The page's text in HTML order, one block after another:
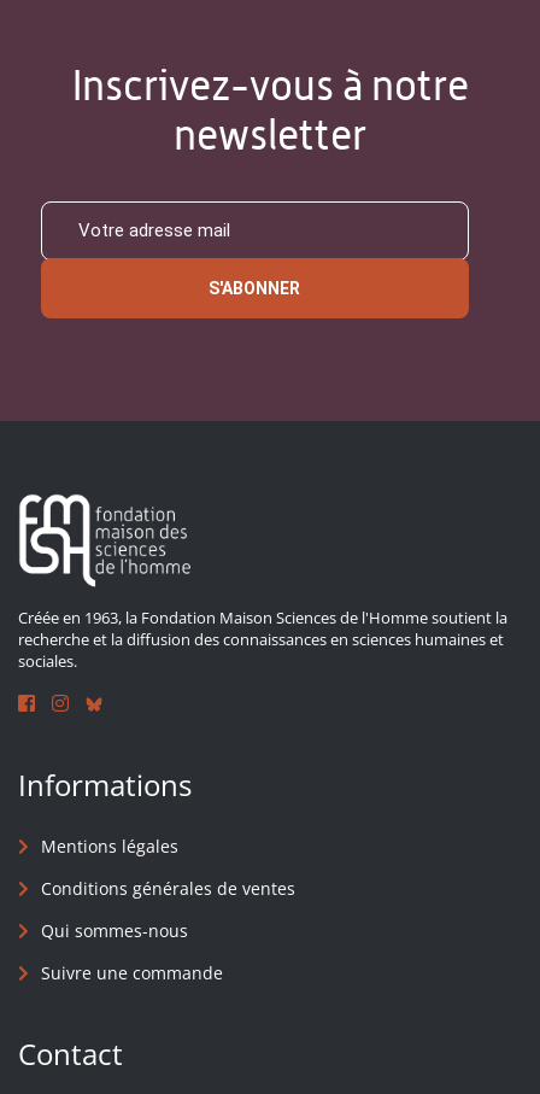
Inscrivez-vous à notre
newsletter
S'ABONNER
Créée en 1963, la Fondation Maison Sciences de l'Homme soutient la
recherche et la diffusion des connaissances en sciences humaines et
sociales.
Informations
Mentions légales
Conditions générales de ventes
Qui sommes-nous
Suivre une commande
Contact